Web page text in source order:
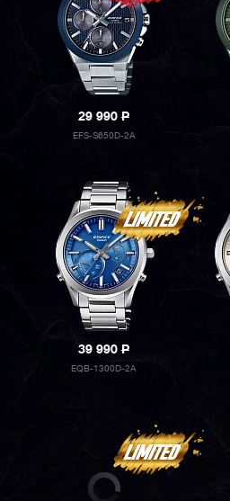
29 990P
EFS-S650D-2A
39 990P
EQB-1300D-2A